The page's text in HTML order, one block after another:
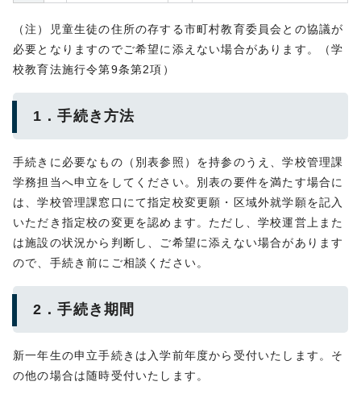
（注）児童生徒の住所の存する市町村教育委員会との協議が
必要となりますのでご希望に添えない場合があります。（学
校教育法施行令第9条第2項）
1．手続き方法
手続きに必要なもの（別表参照）を持参のうえ、学校管理課
学務担当へ申立をしてください。別表の要件を満たす場合に
は、学校管理課窓口にて指定校変更願・区域外就学願を記入
いただき指定校の変更を認めます。ただし、学校運営上また
は施設の状況から判断し、ご希望に添えない場合があります
ので、手続き前にご相談ください。
2．手続き期間
新一年生の申立手続きは入学前年度から受付いたします。そ
の他の場合は随時受付いたします。